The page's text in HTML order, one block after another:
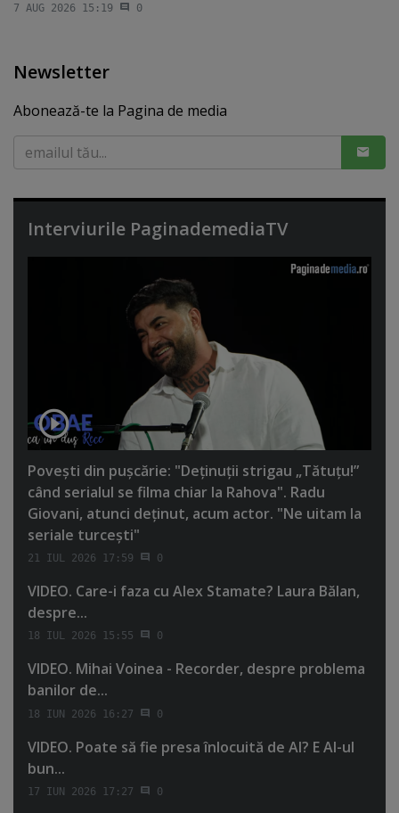
7 AUG 2026 15:19 0
Newsletter
Abonează-te la Pagina de media
Interviurile PaginademediaTV
Poveşti din puşcărie: "Deţinuţii strigau „Tătuţu!”
când serialul se filma chiar la Rahova". Radu
Giovani, atunci deţinut, acum actor. "Ne uitam la
seriale turceşti"
21 IUL 2026 17:59 0
VIDEO. Care-i faza cu Alex Stamate? Laura Bălan,
despre...
18 IUL 2026 15:55 0
VIDEO. Mihai Voinea - Recorder, despre problema
banilor de...
18 IUN 2026 16:27 0
VIDEO. Poate să fie presa înlocuită de AI? E AI-ul
bun...
17 IUN 2026 17:27 0